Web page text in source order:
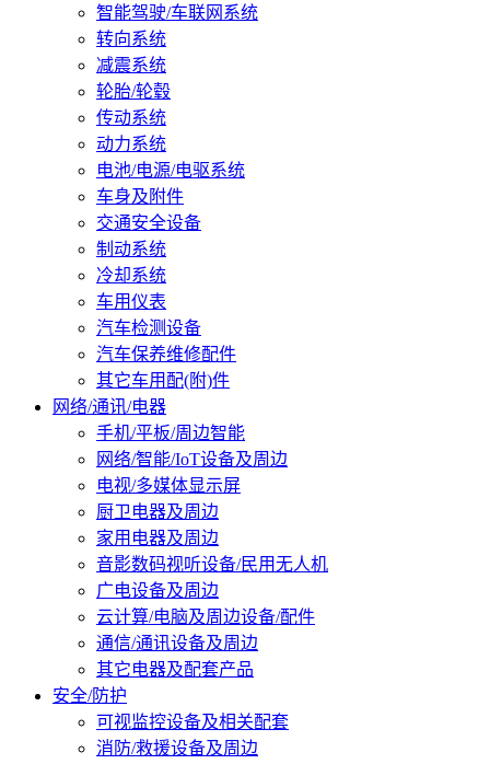
智能驾驶/车联网系统
转向系统
减震系统
轮胎/轮毂
传动系统
动力系统
电池/电源/电驱系统
车身及附件
交通安全设备
制动系统
冷却系统
车用仪表
汽车检测设备
汽车保养维修配件
其它车用配(附)件
网络/通讯/电器
手机/平板/周边智能
网络/智能/IoT设备及周边
电视/多媒体显示屏
厨卫电器及周边
家用电器及周边
音影数码视听设备/民用无人机
广电设备及周边
云计算/电脑及周边设备/配件
通信/通讯设备及周边
其它电器及配套产品
安全/防护
可视监控设备及相关配套
消防/救援设备及周边